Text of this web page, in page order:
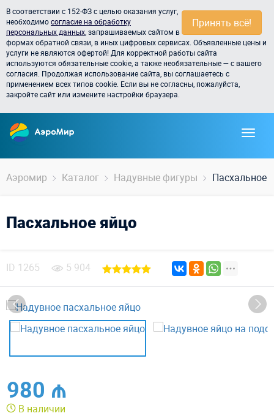
Принять всё!
В соответствии с 152-ФЗ с целью оказания услуг,
необходимосогласие на обработку
персональных данных , запрашиваемых сайтом в
формах обратной связи, в иных цифровых сервисах. Объявленные цены и
услуги не являются офертой! Для корректной работы сайта
используются обязательные cookie, а также необязательные — с вашего
согласия. Продолжая использование сайта, вы соглашаетесь с
применением всех типов cookie. Если вы не согласны, пожалуйста,
закройте сайт или измените настройки браузера.
Аэромир Каталог Надувные фигуры Пасхальное
Пасхальное яйцо
ID 1265 5 904
980 ₼
В наличии